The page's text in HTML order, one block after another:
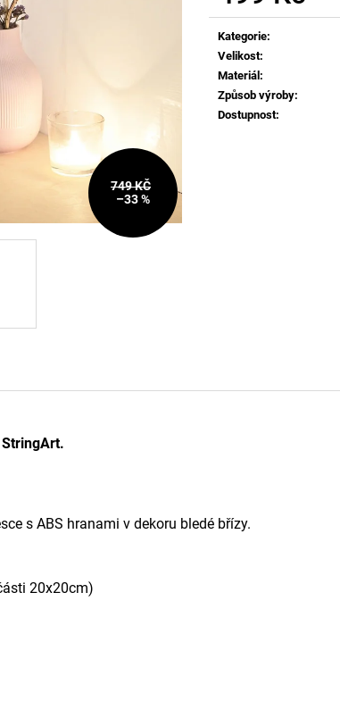
Měrná
cena:
Kategorie:
Velikost:
Materiál:
Způsob výroby:
Dostupnost:
749 KČ
–33 %
StringArt.
s ABS hranami v dekoru bledé břízy.
20x20cm)